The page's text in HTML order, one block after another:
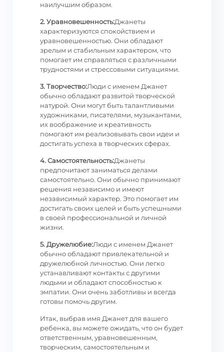
наилучшим образом.
2. Уравновешенность:Джанеты
характеризуются спокойствием и
уравновешенностью. Они обладают
зрелым и стабильным характером, что
помогает им справляться с различными
трудностями и стрессовыми ситуациями.
3. Творчество:Люди с именем Джанет
обычно обладают развитой творческой
натурой. Они могут быть талантливыми
художниками, писателями, музыкантами,
их воображение и креативность
помогают им реализовывать свои идеи и
достигать успеха в творческих сферах.
4. Самостоятельность:Джанеты
предпочитают заниматься делами
самостоятельно. Они обычно принимают
решения независимо и имеют
независимый характер. Это помогает им
достигать своих целей и быть успешными
в своей профессиональной и личной
жизни.
5. Дружелюбие:Люди с именем Джанет
обычно обладают привлекательной и
дружелюбной личностью. Они легко
устанавливают контакты с другими
людьми и обладают способностью к
эмпатии. Они очень заботливы и всегда
готовы помочь другим.
Итак, выбрав имя Джанет для вашего
ребенка, вы можете ожидать, что он будет
ответственным, уравновешенным,
творческим, самостоятельным и